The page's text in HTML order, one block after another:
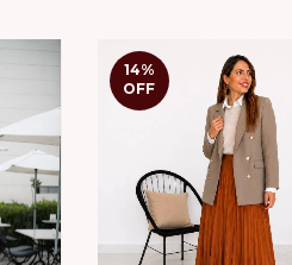
14%
OFF